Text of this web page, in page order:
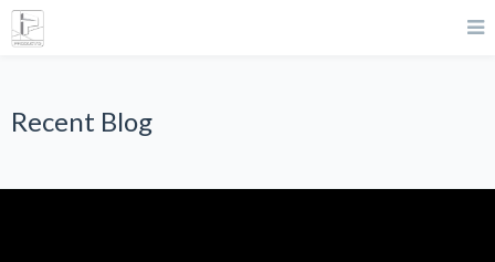
Recent Blog